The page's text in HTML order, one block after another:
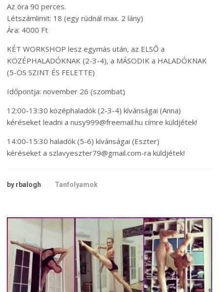
Az óra 90 perces.
Létszámlimit: 18 (egy rúdnál max. 2 lány)
Ára: 4000 Ft
KÉT WORKSHOP lesz egymás után, az ELSŐ a
KÖZÉPHALADÓKNAK (2-3-4), a MÁSODIK a HALADÓKNAK
(5-ÖS SZINT ÉS FELETTE)
Időpontja: november 26 (szombat)
12:00-13:30 középhaladók (2-3-4) kívánságai (Anna)
kéréseket leadni a nusy999@freemail.hu címre küldjétek!
14:00-15:30 haladók (5-6) kívánságai (Eszter)
kéréseket a szlavyeszter79@gmail.com-ra küldjétek!
by rbalogh Tanfolyamok